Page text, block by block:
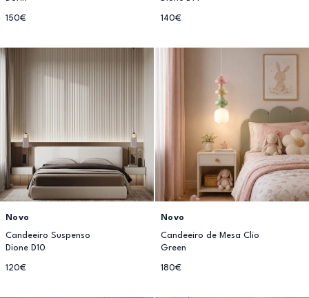
150€ 140€
Novo
Candeeiro Suspenso
Dione D10
120€
Novo
Candeeiro de Mesa Clio
Green
180€